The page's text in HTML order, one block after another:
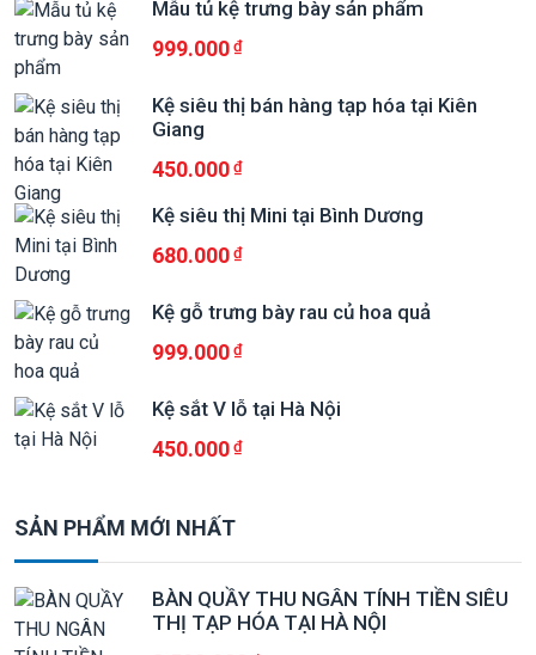
Mẫu tủ kệ trưng bày sản phẩm
999.000
Kệ siêu thị bán hàng tạp hóa tại Kiên
Giang
450.000
Kệ siêu thị Mini tại Bình Dương
680.000
Kệ gỗ trưng bày rau củ hoa quả
999.000
Kệ sắt V lỗ tại Hà Nội
450.000
SẢN PHẨM MỚI NHẤT
BÀN QUẦY THU NGÂN TÍNH TIỀN SIÊU
THỊ TẠP HÓA TẠI HÀ NỘI